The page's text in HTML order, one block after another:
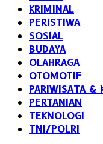
KRIMINAL
PERISTIWA
SOSIAL
BUDAYA
OLAHRAGA
OTOMOTIF
PARIWISATA &
PERTANIAN
TEKNOLOGI
TNI/POLRI